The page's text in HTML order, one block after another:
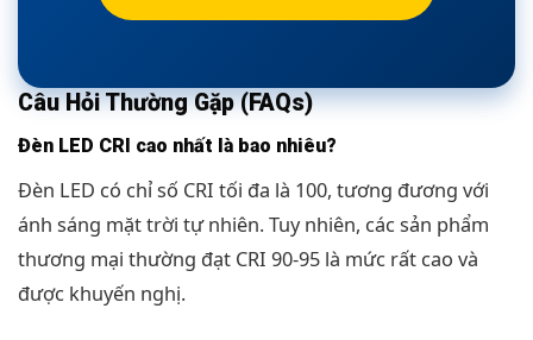
Câu Hỏi Thường Gặp (FAQs)
Đèn LED CRI cao nhất là bao nhiêu?
Đèn LED có chỉ số CRI tối đa là 100, tương đương với
ánh sáng mặt trời tự nhiên. Tuy nhiên, các sản phẩm
thương mại thường đạt CRI 90-95 là mức rất cao và
được khuyến nghị.